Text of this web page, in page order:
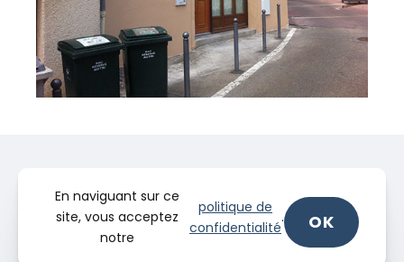
En naviguant sur ce
site, vous acceptez
notre
politique de
confidentialité
. OK